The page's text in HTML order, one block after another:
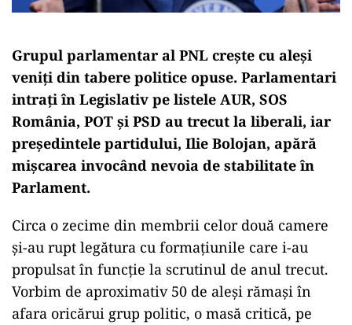
Grupul parlamentar al PNL crește cu aleși
veniți din tabere politice opuse. Parlamentari
intrați în Legislativ pe listele AUR, SOS
România, POT și PSD au trecut la liberali, iar
președintele partidului, Ilie Bolojan, apără
mișcarea invocând nevoia de stabilitate în
Parlament.
Circa o zecime din membrii celor două camere
și-au rupt legătura cu formațiunile care i-au
propulsat în funcție la scrutinul de anul trecut.
Vorbim de aproximativ 50 de aleși rămași în
afara oricărui grup politic, o masă critică, pe